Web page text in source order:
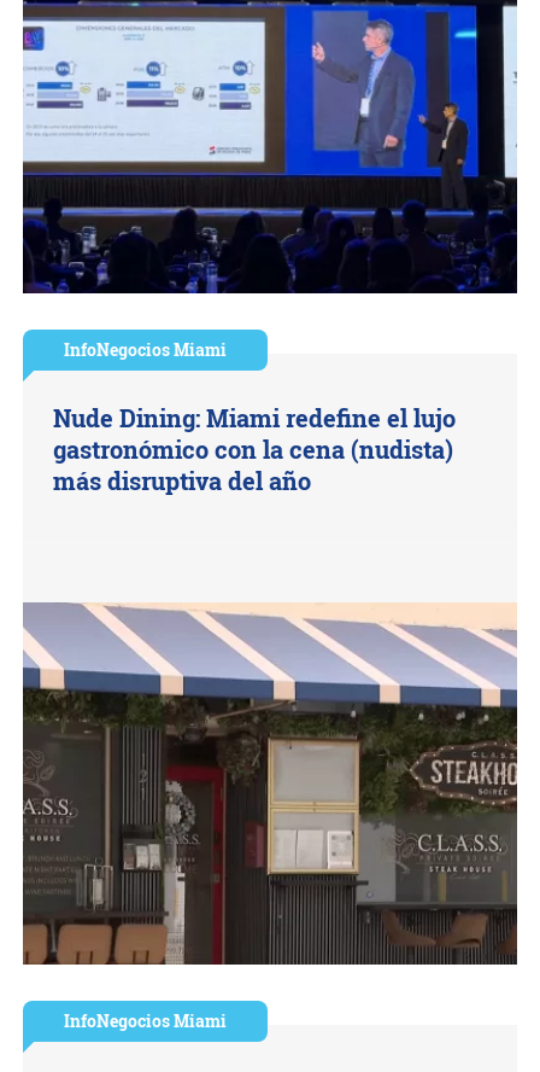
InfoNegocios Miami
Nude Dining: Miami redefine el lujo
gastronómico con la cena (nudista)
más disruptiva del año
InfoNegocios Miami